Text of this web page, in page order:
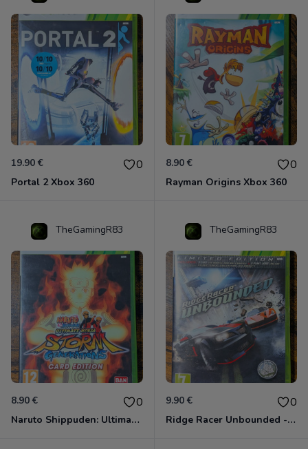
19.90 € 0
Portal 2 Xbox 360
8.90 € 0
Rayman Origins Xbox 360
TheGamingR83
8.90 € 0
Naruto Shippuden: Ultimate Ninja Storm Generations - Card Edition Xbox 360
TheGamingR83
9.90 € 0
Ridge Racer Unbounded - Édition Limitée Xbox 360